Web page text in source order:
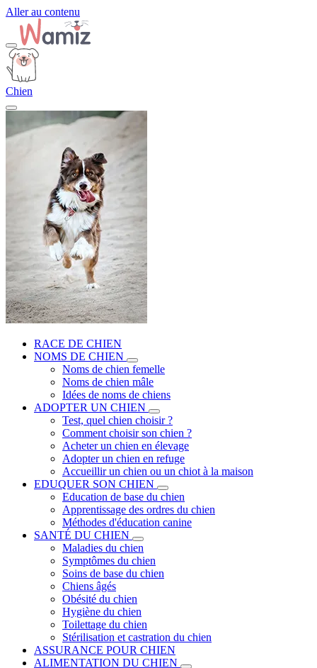
Aller au contenu
Chien
RACE DE CHIEN
NOMS DE CHIEN
Noms de chien femelle
Noms de chien mâle
Idées de noms de chiens
ADOPTER UN CHIEN
Test, quel chien choisir ?
Comment choisir son chien ?
Acheter un chien en élevage
Adopter un chien en refuge
Accueillir un chien ou un chiot à la maison
EDUQUER SON CHIEN
Education de base du chien
Apprentissage des ordres du chien
Méthodes d'éducation canine
SANTÉ DU CHIEN
Maladies du chien
Symptômes du chien
Soins de base du chien
Chiens âgés
Obésité du chien
Hygiène du chien
Toilettage du chien
Stérilisation et castration du chien
ASSURANCE POUR CHIEN
ALIMENTATION DU CHIEN